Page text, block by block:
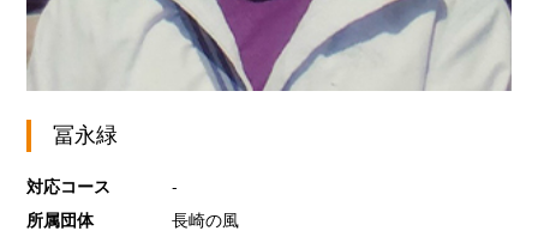
冨永緑
対応コース
-
所属団体
長崎の風